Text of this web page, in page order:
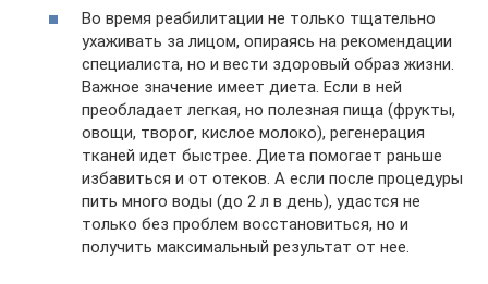
Во время реабилитации не только тщательно
ухаживать за лицом, опираясь на рекомендации
специалиста, но и вести здоровый образ жизни.
Важное значение имеет диета. Если в ней
преобладает легкая, но полезная пища (фрукты,
овощи, творог, кислое молоко), регенерация
тканей идет быстрее. Диета помогает раньше
избавиться и от отеков. А если после процедуры
пить много воды (до 2 л в день), удастся не
только без проблем восстановиться, но и
получить максимальный результат от нее.